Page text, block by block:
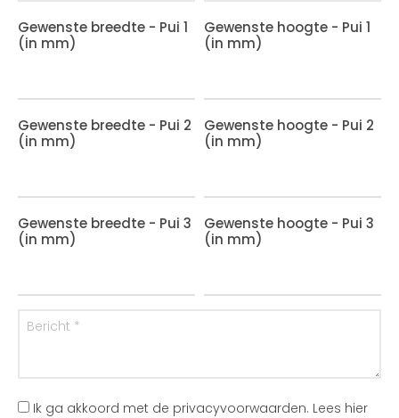
Gewenste breedte - Pui 1
(in mm)
Gewenste hoogte - Pui 1
(in mm)
Gewenste breedte - Pui 2
(in mm)
Gewenste hoogte - Pui 2
(in mm)
Gewenste breedte - Pui 3
(in mm)
Gewenste hoogte - Pui 3
(in mm)
Ik ga akkoord met de privacyvoorwaarden. Lees hier